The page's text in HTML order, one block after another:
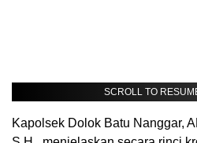
SCROLL TO
Kapolsek Dolok Batu Nanggar,